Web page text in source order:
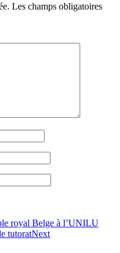
Les champs obligatoires
royal Belge à l’UNILU
tutoratNext